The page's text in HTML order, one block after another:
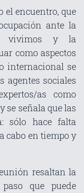
el encuentro, que
ante la
vivimos y la
como aspectos
internacional se
agentes sociales
as como
se señala que las
sólo hace falta
cabo en tiempo y
resaltan la
que puede